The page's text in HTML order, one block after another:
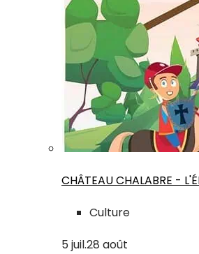
CHÂTEAU CHALABRE -
Culture
5 juil.28 août